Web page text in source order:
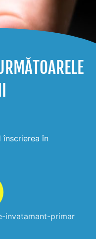
în
invatamant-primar